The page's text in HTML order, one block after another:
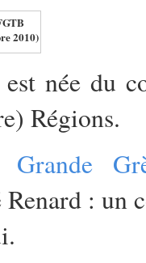
2010)
née du
Régions.
Grande
: un